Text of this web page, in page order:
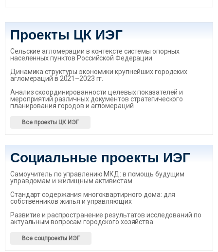
Проекты ЦК ИЭГ
Сельские агломерации в контексте системы опорных
населенных пунктов Российской Федерации
Динамика структуры экономики крупнейших городских
агломераций в 2021–2023 гг.
Анализ скоординированности целевых показателей и
мероприятий различных документов стратегического
планирования городов и агломераций
Все проекты ЦК ИЭГ
Социальные проекты ИЭГ
Самоучитель по управлению МКД: в помощь будущим
управдомам и жилищным активистам
Стандарт содержания многоквартирного дома: для
собственников жилья и управляющих
Развитие и распространение результатов исследований по
актуальным вопросам городского хозяйства
Все соцпроекты ИЭГ